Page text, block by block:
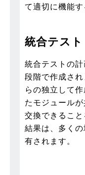
て適切に機能す
統合テスト
統合テストの
段階で作成さ
らの独立して
たモジュール
交換できるこ
結果は、多く
有されます。